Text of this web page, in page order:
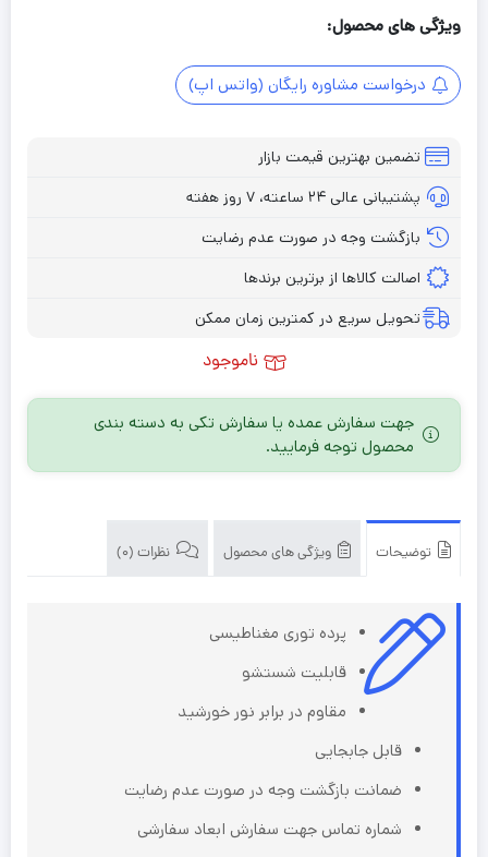
ویژگی های محصول:
درخواست مشاوره رایگان (واتس اپ)
تضمین بهترین قیمت بازار
پشتیبانی عالی ۲۴ ساعته، ۷ روز هفته
بازگشت وجه در صورت عدم رضایت
اصالت کالاها از برترین برندها
تحویل سریع در کمترین زمان ممکن
ناموجود
جهت سفارش عمده یا سفارش تکی به دسته بندی
محصول توجه فرمایید.
توضیحات ویژگی های محصول نظرات (0)
پرده توری مغناطیسی
قابلیت شستشو
مقاوم در برابر نور خورشید
قابل جابجایی
ضمانت بازگشت وجه در صورت عدم رضایت
شماره تماس جهت سفارش ابعاد سفارشی